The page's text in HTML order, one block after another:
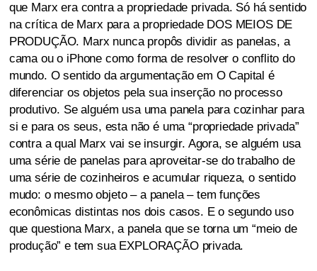
que Marx era contra a propriedade privada. Só há sentido
na crítica de Marx para a propriedade DOS MEIOS DE
PRODUÇÃO. Marx nunca propôs dividir as panelas, a
cama ou o iPhone como forma de resolver o conflito do
mundo. O sentido da argumentação em O Capital é
diferenciar os objetos pela sua inserção no processo
produtivo. Se alguém usa uma panela para cozinhar para
si e para os seus, esta não é uma “propriedade privada”
contra a qual Marx vai se insurgir. Agora, se alguém usa
uma série de panelas para aproveitar-se do trabalho de
uma série de cozinheiros e acumular riqueza, o sentido
mudo: o mesmo objeto – a panela – tem funções
econômicas distintas nos dois casos. E o segundo uso
que questiona Marx, a panela que se torna um “meio de
produção” e tem sua EXPLORAÇÃO privada.